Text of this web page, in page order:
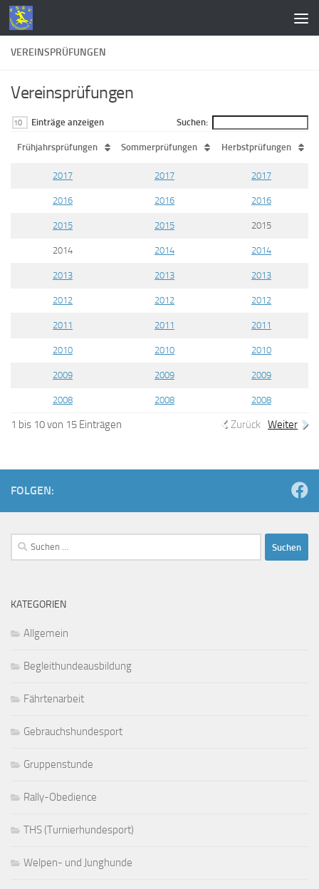
Zum Inhalt springen
VEREINSPRÜFUNGEN
Vereinsprüfungen
Einträge anzeigen Suchen:
Frühjahrsprüfungen Sommerprüfungen Herbstprüfungen
2017 2017 2017
2016 2016 2016
2015 2015 2015
2014 2014 2014
2013 2013 2013
2012 2012 2012
2011 2011 2011
2010 2010 2010
2009 2009 2009
2008 2008 2008
1 bis 10 von 15 Einträgen Zurück Weiter
FOLGEN:
Suchen
nach:
KATEGORIEN
Allgemein
Begleithundeausbildung
Fährtenarbeit
Gebrauchshundesport
Gruppenstunde
Rally-Obedience
THS (Turnierhundesport)
Welpen- und Junghunde